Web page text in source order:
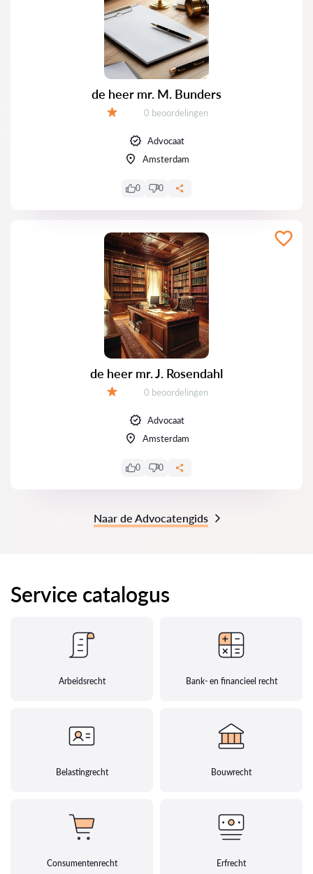
de heer mr. M. Bunders
Getuigenissen:
0 beoordelingen
Advocaat
Amsterdam
0 0
de heer mr. J. Rosendahl
Getuigenissen:
0 beoordelingen
Advocaat
Amsterdam
0 0
Naar de Advocatengids
Service catalogus
Arbeidsrecht Bank- en financieel recht
Belastingrecht Bouwrecht
Consumentenrecht Erfrecht